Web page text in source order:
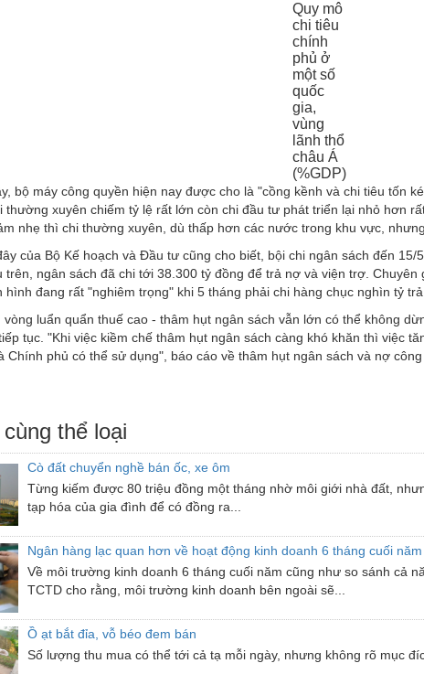
Quy mô
chi tiêu
chính
phủ ở
một số
quốc
gia,
vùng
lãnh thổ
châu Á
(%GDP)
bộ máy công quyền hiện nay được cho là "cồng kềnh và chi tiêu tốn
thường xuyên chiếm tỷ lệ rất lớn còn chi đầu tư phát triển lại nhỏ hơn
nhẹ thì chi thường xuyên, dù thấp hơn các nước trong khu vực,
của Bộ Kế hoạch và Đầu tư cũng cho biết, bội chi ngân sách đến 15/
trên, ngân sách đã chi tới 38.300 tỷ đồng để trả nợ và viện trợ.
hình đang rất "nghiêm trọng" khi 5 tháng phải chi hàng chục nghìn tỷ
vòng luẩn quẩn thuế cao - thâm hụt ngân sách vẫn lớn có thể không
tục. "Khi việc kiềm chế thâm hụt ngân sách càng khó khăn thì việc
Chính phủ có thể sử dụng", báo cáo về thâm hụt ngân sách và nợ công
thể loại
Cò đất chuyển nghề bán ốc, xe ôm
Từng kiếm được 80 triệu đồng một tháng nhờ môi giới nhà đất,
tạp hóa của gia đình để có đồng ra...
Ngân hàng lạc quan hơn về hoạt động kinh doanh 6 tháng cuối năm
Về môi trường kinh doanh 6 tháng cuối năm cũng như so sánh cả
TCTD cho rằng, môi trường kinh doanh bên ngoài sẽ...
Ồ ạt bắt đỉa, vỗ béo đem bán
Số lượng thu mua có thể tới cả tạ mỗi ngày, nhưng không rõ mục